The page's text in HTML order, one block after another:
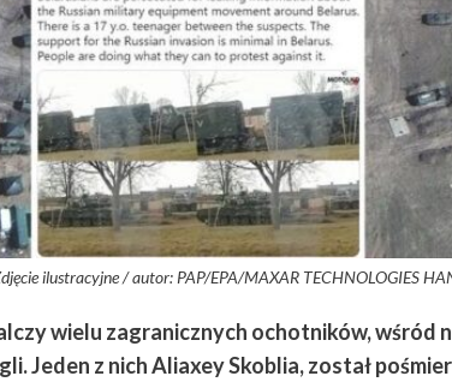
ilustracyjne / autor: PAP/EPA/MAXAR TECHNOLOGIES
wielu zagranicznych ochotników, wśród
Jeden z nich Aliaxey Skoblia, został